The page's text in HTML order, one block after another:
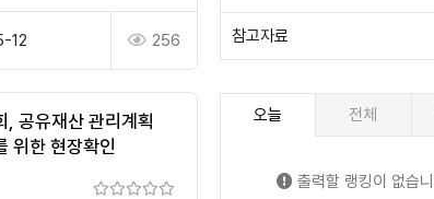
12 256
, 공유재산 관리계획
위한 현장확인
참고자료
오늘 전체
출력할 랭킹이 없습